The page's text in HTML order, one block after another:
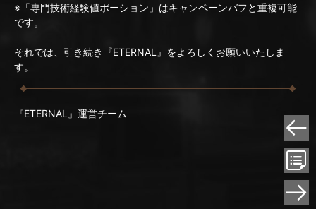
※「専門技術経験値ポーション」はキャンペーンバフと重複可能
です。
それでは、引き続き『ETERNAL』をよろしくお願いいたしま
す。
『ETERNAL』運営チーム